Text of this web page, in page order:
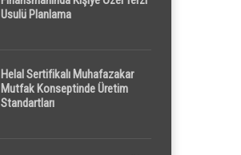
Usulü Planlama
Helal Sertifikalı Muhafazakar
Mutfak Konseptinde Üretim
Standartları